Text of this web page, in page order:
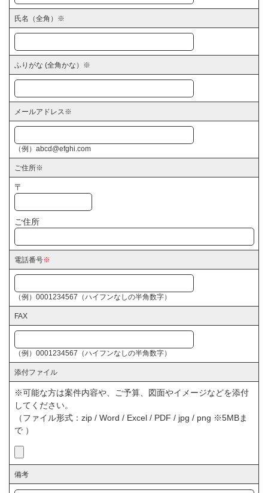
氏名（全角） ※
ふりがな (全角かな） ※
メールアドレス ※
（例）abcd@efghi.com
ご住所※
〒
ご住所
電話番号※
（例）0001234567（ハイフンなしの半角数字）
FAX
（例）0001234567（ハイフンなしの半角数字）
添付ファイル
※可能な方は案件内容や、ご予算、図面やイメージなどを添付
してください。
（ファイル形式：zip / Word / Excel / PDF / jpg / png ※5MBま
で ）
備考